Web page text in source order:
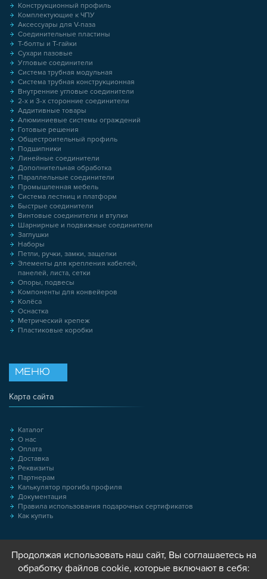
Конструкционный профиль
Комплектующие к ЧПУ
Аксессуары для V-паза
Соединительные пластины
Т-болты и Т-гайки
Сухари пазовые
Угловые соединители
Система трубная модульная
Система трубная конструкционная
Внутренние угловые соединители
2-х и 3-х сторонние соединители
Аддитивные товары
Алюминиевые системы ограждений
Готовые решения
Общестроительный профиль
Подшипники
Линейные соединители
Дополнительная обработка
Параллельные соединители
Промышленная мебель
Система лестниц и платформ
Быстрые соединители
Винтовые соединители и втулки
Шарнирные и подвижные соединители
Заглушки
Наборы
Петли, ручки, замки, защелки
Элементы для крепления кабелей,
панелей, листа, сетки
Опоры, подвесы
Компоненты для конвейеров
Колёса
Оснастка
Метрический крепеж
Пластиковые коробки
МЕНЮ
Карта сайта
Каталог
О нас
Оплата
Доставка
Реквизиты
Партнерам
Калькулятор прогиба профиля
Документация
Правила использования подарочных сертификатов
Как купить
Продолжая использовать наш сайт, Вы соглашаетесь на
обработку файлов cookie, которые включают в себя: